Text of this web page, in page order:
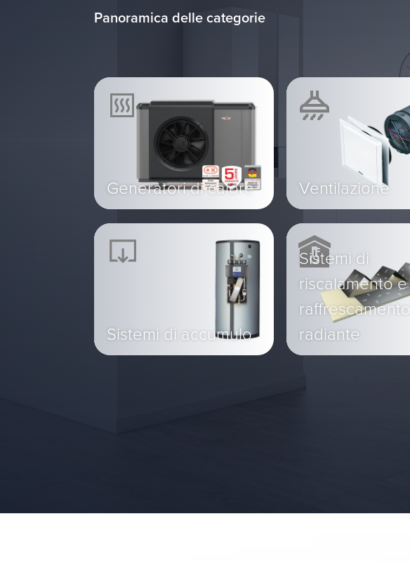
Panoramica delle categorie
Generatori di calore Ventilazione
Sistemi di accumulo
Sistemi di
riscalamento e
raffrescamento
radiante